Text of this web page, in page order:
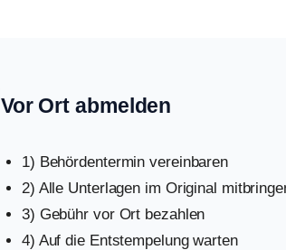
Vor Ort abmelden
1) Behördentermin vereinbaren
2) Alle Unterlagen im Original
3) Gebühr vor Ort bezahlen
4) Auf die Entstempelung warten